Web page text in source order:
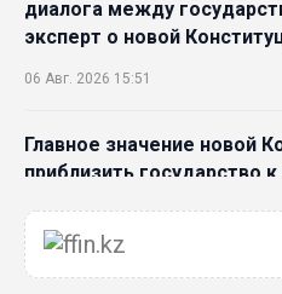
диалога между
эксперт о новой
06 Авг. 2026 15:51
Главное значение новой
приблизить государство
05 Авг. 2026 16:08